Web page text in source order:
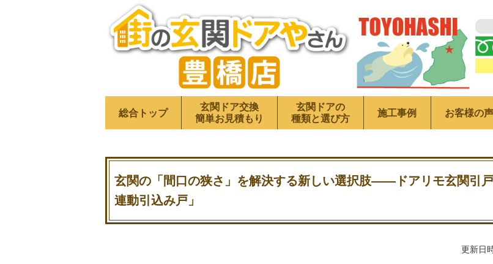
総合トップ
玄関ドア交換
簡単お見積もり
玄関ドアの
種類と選び方
施工事例 お客様の声
玄関の「間口の狭さ」を解決する新しい選択肢――ドアリモ玄関引
連動引込み戸」
更新日